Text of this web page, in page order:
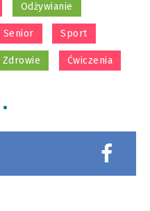
Odżywianie
Senior Sport
Zdrowie Ćwiczenia